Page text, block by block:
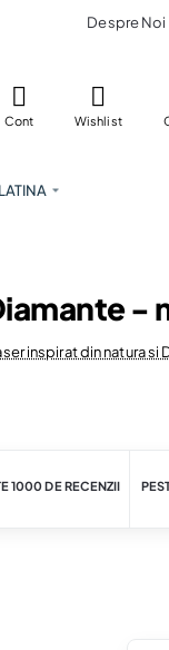
Despre Noi
Cont Wishlist
-
inspirat din natura
1000 DE RECENZII